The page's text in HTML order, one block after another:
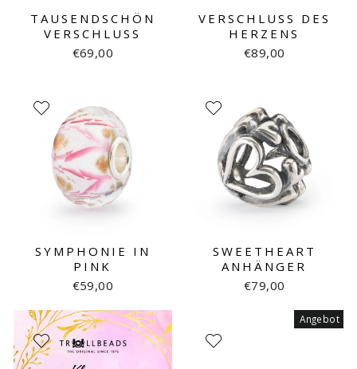
TAUSENDSCHÖN
VERSCHLUSS
€69,00
VERSCHLUSS DES
HERZENS
€89,00
SYMPHONIE IN
PINK
€59,00
SWEETHEART
ANHÄNGER
€79,00
Angebot